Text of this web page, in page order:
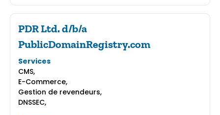
PDR Ltd. d/b/a
PublicDomainRegistry.com
Services
CMS,
E-Commerce,
Gestion de revendeurs,
DNSSEC,